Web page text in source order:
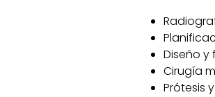
Diseño
Cirugía
Prótesis